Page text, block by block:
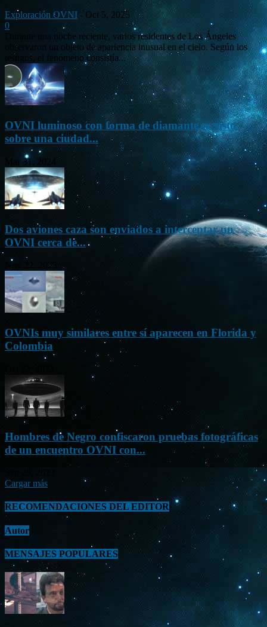
Exploración OVNI - Oct 5, 2025
0
Durante una noche reciente, varios residentes de Los Ángeles
observaron un objeto de apariencia inusual en el cielo. Según los
testigos, el fenómeno consistía...
OVNI luminoso con forma de diamante es visto
sobre una ciudad...
Mar 31, 2024
Dos aviones caza son enviados a interceptar un
OVNI cerca de...
Nov 22, 2023
OVNIs muy similares entre sí aparecen en Florida y
Colombia
Hombres de Negro confiscaron pruebas fotográficas
de un encuentro OVNI con...
Cargar más
RECOMENDACIONES DEL EDITOR
Autor
MENSAJES POPULARES